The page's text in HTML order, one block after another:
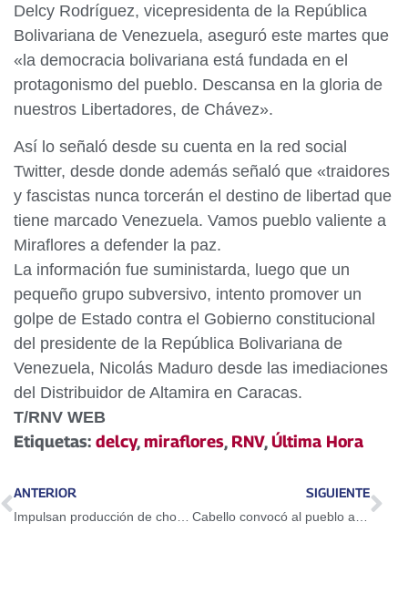
Delcy Rodríguez, vicepresidenta de la República
Bolivariana de Venezuela, aseguró este martes que
«la democracia bolivariana está fundada en el
protagonismo del pueblo. Descansa en la gloria de
nuestros Libertadores, de Chávez».
Así lo señaló desde su cuenta en la red social
Twitter, desde donde además señaló que «traidores
y fascistas nunca torcerán el destino de libertad que
tiene marcado Venezuela. Vamos pueblo valiente a
Miraflores a defender la paz.
La información fue suministarda, luego que un
pequeño grupo subversivo, intento promover un
golpe de Estado contra el Gobierno constitucional
del presidente de la República Bolivariana de
Venezuela, Nicolás Maduro desde las imediaciones
del Distribuidor de Altamira en Caracas.
T/RNV WEB
Etiquetas: delcy,miraflores, RNV,Última Hora
ANTERIOR
Impulsan producción de chocolate para mercado nacional e internacional
SIGUIENTE
Cabello convocó al pueblo a Miraflores